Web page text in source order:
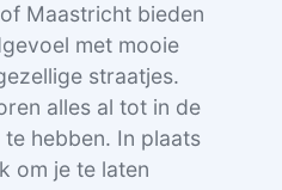
Maastricht bieden
met mooie
straatjes.
alles al tot in de
hebben. In plaats
om je te laten